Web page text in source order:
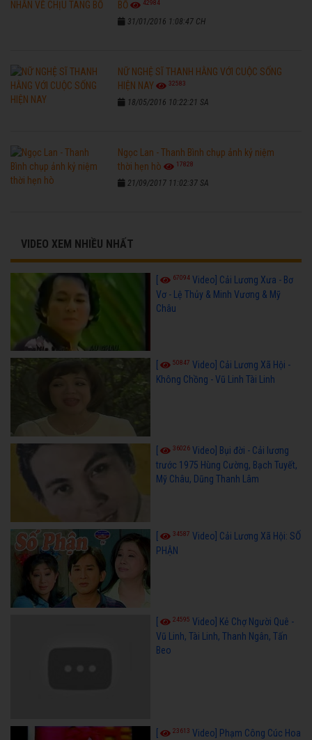
BỐ
42984
31/01/2016 1:08:47 CH
NỮ NGHỆ SĨ THANH HẰNG VỚI CUỘC SỐNG
HIỆN NAY
32583
18/05/2016 10:22:21 SA
Ngọc Lan - Thanh Bình chụp ảnh kỷ niệm
thời hẹn hò
17828
21/09/2017 11:02:37 SA
VIDEO XEM NHIỀU NHẤT
[ 67094 Video] Cải Lương Xưa - Bơ
Vơ - Lệ Thủy & Minh Vương & Mỹ
Châu
50847 Video] Cải Lương Xã Hội -
Không Chồng - Vũ Linh Tài Linh
36026 Video] Bụi đời - Cải lương
trước 1975 Hùng Cường, Bạch Tuyết,
Mỹ Châu, Dũng Thanh Lâm
34587 Video] Cải Lương Xã Hội: SỐ
PHẬN
24595 Video] Kẻ Chợ Người Quê -
Vũ Linh, Tài Linh, Thanh Ngân, Tấn
Beo
23613 Video] Phạm Công Cúc Hoa